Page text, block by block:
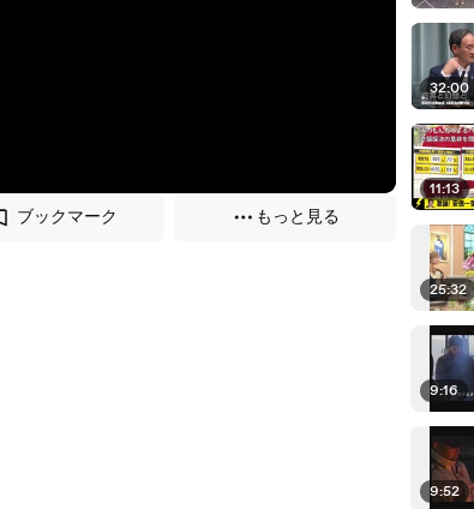
ブックマーク もっと見る
32:00
11:13
25:32
9:16
9:52